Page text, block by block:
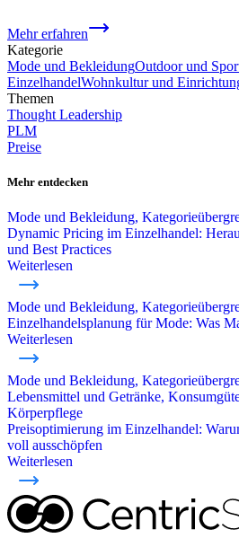
Mehr erfahren
Kategorie
Mode und BekleidungOutdoor und
EinzelhandelWohnkultur und
Themen
Thought Leadership
PLM
Preise
Mehr entdecken
Mode und Bekleidung,
Dynamic Pricing im Einzelhandel:
und Best Practices
Weiterlesen
Mode und Bekleidung,
Einzelhandelsplanung für Mode: Was
Weiterlesen
Mode und Bekleidung,
Lebensmittel und Getränke,
Körperpflege
Preisoptimierung im Einzelhandel:
voll ausschöpfen
Weiterlesen